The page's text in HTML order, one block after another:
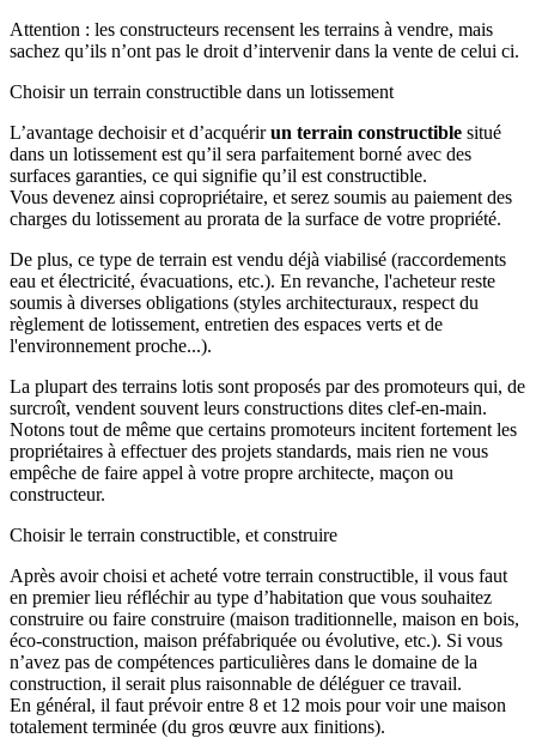
Attention : les constructeurs recensent les terrains à vendre, mais
sachez qu’ils n’ont pas le droit d’intervenir dans la vente de celui ci.
Choisir un terrain constructible dans un lotissement
L’avantage dechoisir et d’acquérirun terrain constructible situé
dans un lotissement est qu’il sera parfaitement borné avec des
surfaces garanties, ce qui signifie qu’il est constructible.
Vous devenez ainsi copropriétaire, et serez soumis au paiement des
charges du lotissement au prorata de la surface de votre propriété.
De plus, ce type de terrain est vendu déjà viabilisé (raccordements
eau et électricité, évacuations, etc.). En revanche, l'acheteur reste
soumis à diverses obligations (styles architecturaux, respect du
règlement de lotissement, entretien des espaces verts et de
l'environnement proche...).
La plupart des terrains lotis sont proposés par des promoteurs qui, de
surcroît, vendent souvent leurs constructions dites clef-en-main.
Notons tout de même que certains promoteurs incitent fortement les
propriétaires à effectuer des projets standards, mais rien ne vous
empêche de faire appel à votre propre architecte, maçon ou
constructeur.
Choisir le terrain constructible, et construire
Après avoir choisi et acheté votre terrain constructible, il vous faut
en premier lieu réfléchir au type d’habitation que vous souhaitez
construire ou faire construire (maison traditionnelle, maison en bois,
éco-construction, maison préfabriquée ou évolutive, etc.). Si vous
n’avez pas de compétences particulières dans le domaine de la
construction, il serait plus raisonnable de déléguer ce travail.
En général, il faut prévoir entre 8 et 12 mois pour voir une maison
totalement terminée (du gros œuvre aux finitions).